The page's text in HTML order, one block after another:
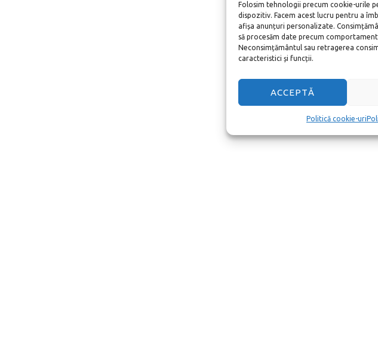
Folosim tehnologii precum cookie-urile
dispozitiv. Facem acest lucru pentru a
afișa anunțuri personalizate.
să procesăm date precum
Neconsimțământul sau retragerea
caracteristici și funcții.
ACCEPTĂ
Politică cookie-uri